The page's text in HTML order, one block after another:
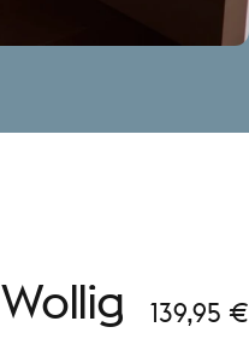
Wollig 139,95 €